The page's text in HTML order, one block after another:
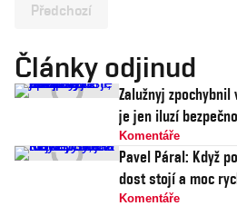
Předchozí
Články odjinud
Zalužnyj zpochybnil
je jen iluzí
Komentáře
Pavel Páral: Když
dost stojí a moc
Komentáře